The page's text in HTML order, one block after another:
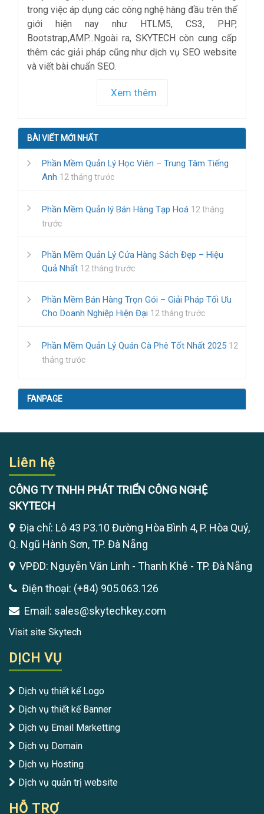
trong việc áp dụng các công nghệ hàng đầu trên thế
giới hiện nay như HTLM5, CS3, PHP,
Bootstrap,AMP...Ngoài ra, SKYTECH còn cung cấp
thêm các giải pháp cũng như dịch vụ SEO website
và viết bài chuẩn SEO.
Xem thêm
BÀI VIẾT MỚI NHẤT
Phần Mềm Quản Lý Học Viên – Trung Tâm Tiếng
Anh 12 tháng trước
Phần Mềm Quản lý Bán Hàng Tạp Hoá 12 tháng
trước
Phần Mềm Quản Lý Cửa Hàng Sách Đẹp – Hiệu
Quả Nhất 12 tháng trước
Phần Mềm Bán Hàng Trọn Gói – Giải Pháp Tối Ưu
Cho Doanh Nghiệp Hiện Đại 12 tháng trước
Phần Mềm Quản Lý Quán Cà Phê Tốt Nhất 2025 12
tháng trước
FANPAGE
Liên hệ
CÔNG TY TNHH PHÁT TRIỂN CÔNG NGHỆ
SKYTECH
Địa chỉ: Lô 43 P3.10 Đường Hòa Bình 4, P. Hòa Quý,
Q. Ngũ Hành Sơn, TP. Đà Nẵng
VPĐD: Nguyễn Văn Linh - Thanh Khê - TP. Đà Nẵng
Điện thoại: (+84) 905.063.126
Email: sales@skytechkey.com
Visit site Skytech
DỊCH VỤ
Dịch vụ thiết kế Logo
Dịch vụ thiết kế Banner
Dịch vụ Email Marketting
Dịch vụ Domain
Dịch vụ Hosting
Dịch vụ quản trị website
HỖ TRỢ